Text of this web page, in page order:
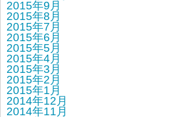
2015年9月
2015年8月
2015年7月
2015年6月
2015年5月
2015年4月
2015年3月
2015年2月
2015年1月
2014年12月
2014年11月